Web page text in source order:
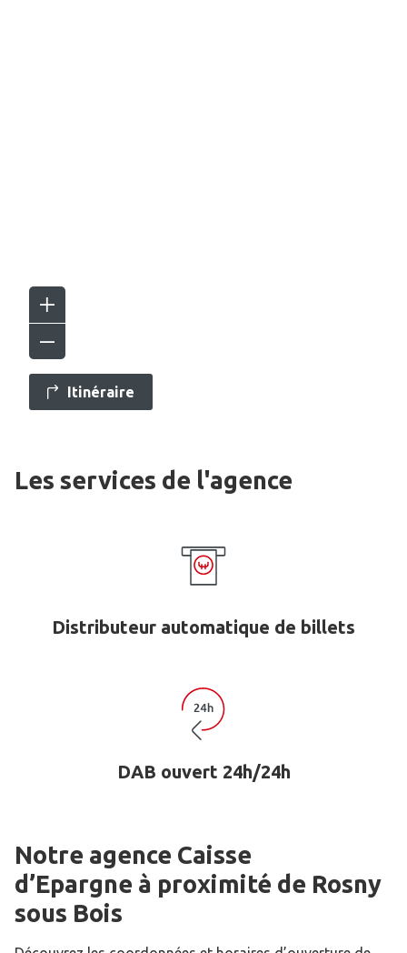
Itinéraire
Les services de l'agence
Distributeur automatique de billets
DAB ouvert 24h/24h
Notre agence Caisse
d’Epargne à proximité de Rosny
sous Bois